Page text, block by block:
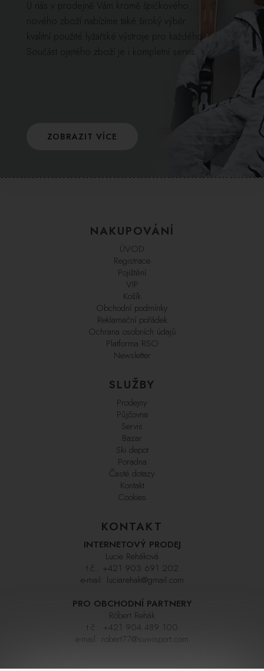
U nás v prodejně Vám kromě špičkového
nového zboží nabízíme také široký výběr
kvalitní použité lyžařské výstroje pro každého.
Součást ojetého zboží je i kompletní servis.
ZOBRAZIT VÍCE
NAKUPOVÁNÍ
ÚVOD
Registrace
Pojištění
VIP
Košík
Obchodní podmínky
Reklamační pořádek
Ochrana osobních údajů
Platforma RSO
Newsletter
SLUŽBY
Prodejny
Půjčovna
Servis
Bazar
Ski depot
Poradna
Časté dotazy
Kontakt
Cookies
KONTAKT
INTERNETOVÝ PRODEJ
Lucie Reháková
t.č.: +421 903 691 202
e-mail: luciarehak@gmail.com
PRO OBCHODNÍ PARTNERY
Róbert Rehák
t.č.:
+421 904 489 100
e-mail: robert77@suwisport.com